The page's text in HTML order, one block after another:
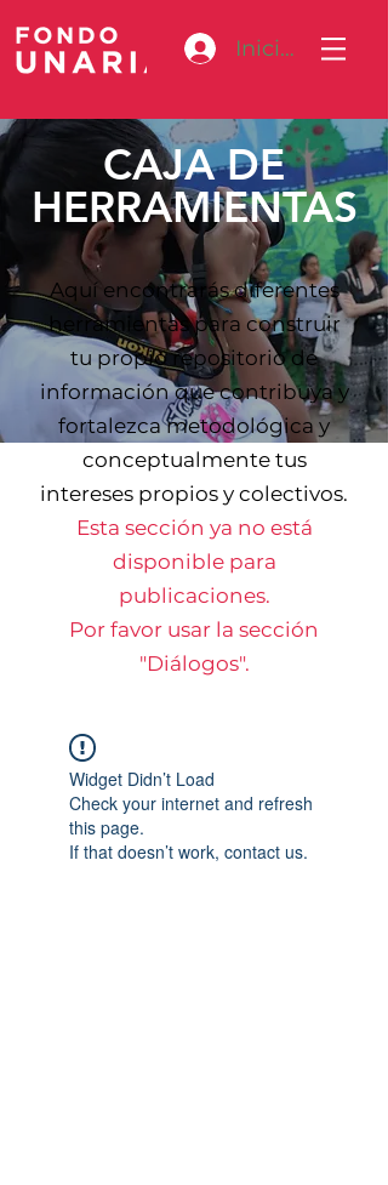
Iniciar sesión
CAJA DE
HERRAMIENTAS
Aquí encontrarás diferentes
herramientas para construir
tu propio repositorio de
información que contribuya y
fortalezca metodológica y
conceptualmente tus
intereses propios y colectivos.
Esta sección ya no está
disponible para
publicaciones.
Por favor usar la sección
"Diálogos".
Widget Didn’t Load
Check your internet and refresh
this page.
If that doesn’t work, contact us.